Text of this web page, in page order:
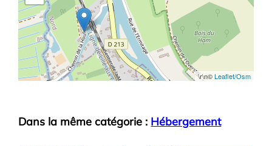
\r\n©Leaflet/Osm
Dans la même catégorie : Hébergement